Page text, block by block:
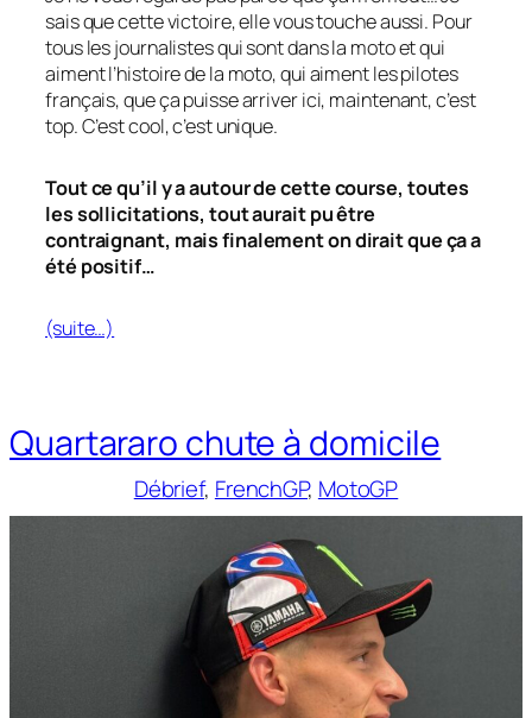
sais que cette victoire, elle vous touche aussi. Pour
tous les journalistes qui sont dans la moto et qui
aiment l’histoire de la moto, qui aiment les pilotes
français, que ça puisse arriver ici, maintenant, c’est
top. C’est cool, c’est unique.
Tout ce qu’il y a autour de cette course, toutes
les sollicitations, tout aurait pu être
contraignant, mais finalement on dirait que ça a
été positif…
(suite…)
Quartararo chute à domicile
Débrief, FrenchGP, MotoGP